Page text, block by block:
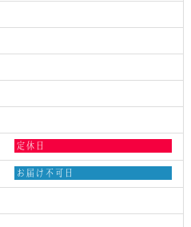
2026
2026
水
日,
8
2026
定休日
木
お届け不可日